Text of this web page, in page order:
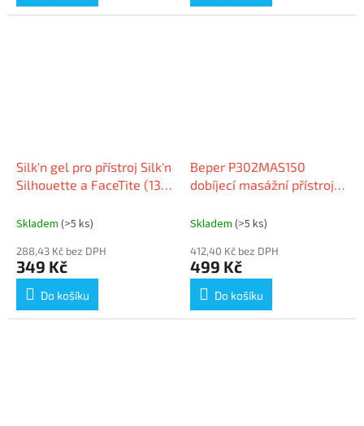
Silk'n gel pro přístroj Silk'n
Silhouette a FaceTite (130
Skladem (>5 ks)
288,43 Kč bez DPH
349 Kč
Do košíku
Beper P302MAS150
dobíjecí masážní přístroj
USB
Skladem (>5 ks)
412,40 Kč bez DPH
499 Kč
Do košíku